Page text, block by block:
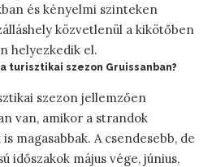
és kényelmi szinteken
közvetlenül a kikötőben
helyezkedik el.
turisztikai szezon Gruissanban?
szezon jellemzően
van, amikor a strandok
magasabbak. A csendesebb, de
időszakok május vége, június,